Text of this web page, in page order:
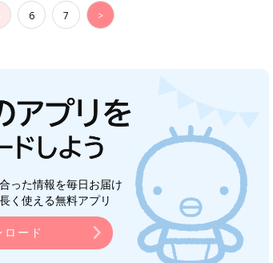
6 7 >
った情報を毎日お届け
く使える無料アプリ
ロード